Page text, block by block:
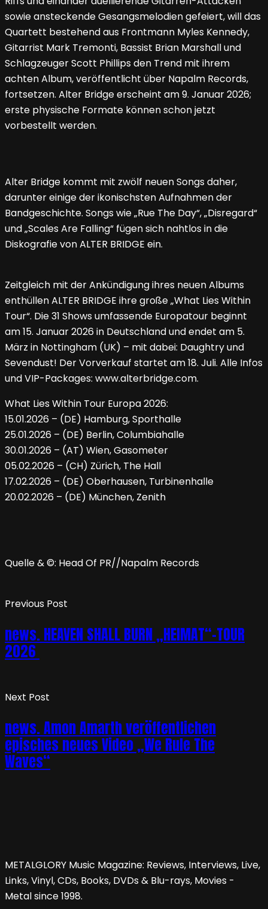
sowie ansteckende Gesangsmelodien gefeiert, will das
Quartett bestehend aus Frontmann Myles Kennedy,
Gitarrist Mark Tremonti, Bassist Brian Marshall und
Schlagzeuger Scott Phillips den Trend mit ihrem
achten Album, veröffentlicht über Napalm Records,
fortsetzen. Alter Bridge erscheint am 9. Januar 2026;
erste physische Formate können schon jetzt
vorbestellt werden.
Alter Bridge kommt mit zwölf neuen Songs daher,
darunter einige der ikonischsten Aufnahmen der
Bandgeschichte. Songs wie „Rue The Day“, „Disregard“
und „Scales Are Falling“ fügen sich nahtlos in die
Diskografie von ALTER BRIDGE ein.
Zeitgleich mit der Ankündigung ihres neuen Albums
enthüllen ALTER BRIDGE ihre große „What Lies Within
Tour“. Die 31 Shows umfassende Europatour beginnt
am 15. Januar 2026 in Deutschland und endet am 5.
März in Nottingham (UK) – mit dabei: Daughtry und
Sevendust! Der Vorverkauf startet am 18. Juli. Alle Infos
und VIP-Packages: www.alterbridge.com.
What Lies Within Tour Europa 2026:
15.01.2026 – (DE) Hamburg, Sporthalle
25.01.2026 – (DE) Berlin, Columbiahalle
30.01.2026 – (AT) Wien, Gasometer
05.02.2026 – (CH) Zürich, The Hall
17.02.2026 – (DE) Oberhausen, Turbinenhalle
20.02.2026 – (DE) München, Zenith
Quelle & ©: Head Of PR//Napalm Records
Previous Post
news. HEAVEN SHALL BURN „HEIMAT“-TOUR
2026
Next Post
news. Amon Amarth veröffentlichen
episches neues Video „We Rule The
Waves“
METALGLORY Music Magazine: Reviews, Interviews, Live,
Links, Vinyl, CDs, Books, DVDs & Blu-rays, Movies -
Metal since 1998.